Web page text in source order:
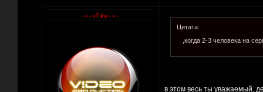
Цитата:
,когда 2-3 человека на
в этом весь ты уважаемый,